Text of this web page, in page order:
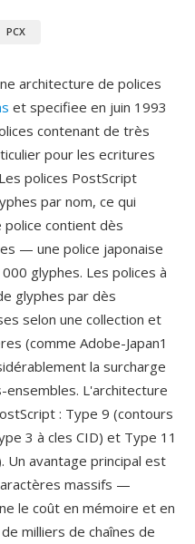
PCX
architecture de polices
et specifiee en juin 1993
contenant de très
pour les ecritures
polices PostScript
par nom, ce qui
contient dès
— une police japonaise
glyphes. Les polices à
glyphes par dès
selon une collection et
(comme Adobe-Japan1
la surcharge
ensembles. L'architecture
: Type 9 (contours
3 à cles CID) et Type 11
Un avantage principal est
massifs —
le coût en mémoire et en
milliers de chaînes de